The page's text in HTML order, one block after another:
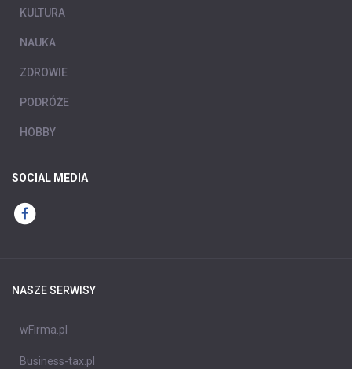
KULTURA
NAUKA
ZDROWIE
PODRÓŻE
HOBBY
SOCIAL MEDIA
NASZE SERWISY
wFirma.pl
Business-tax.pl